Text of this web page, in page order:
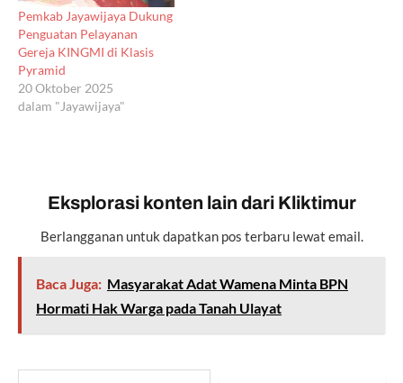
Pemkab Jayawijaya Dukung
Penguatan Pelayanan
Gereja KINGMI di Klasis
Pyramid
20 Oktober 2025
dalam "Jayawijaya"
Eksplorasi konten lain dari Kliktimur
Berlangganan untuk dapatkan pos terbaru lewat email.
Baca Juga: Masyarakat Adat Wamena Minta BPN
Hormati Hak Warga pada Tanah Ulayat
Ketikkan email Anda...